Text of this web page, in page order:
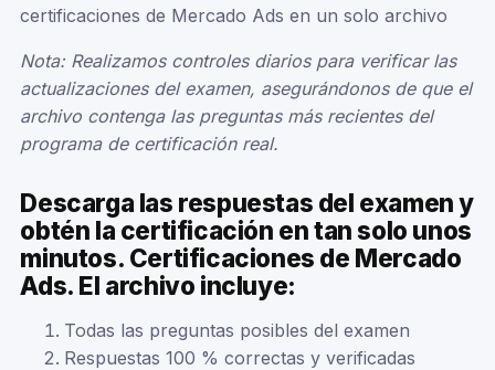
certificaciones de Mercado Ads en un solo archivo
Nota: Realizamos controles diarios para verificar las
actualizaciones del examen, asegurándonos de que el
archivo contenga las preguntas más recientes del
programa de certificación real.
Descarga las respuestas del examen y
obtén la certificación en tan solo unos
minutos. Certificaciones de Mercado
Ads. El archivo incluye:
Todas las preguntas posibles del examen
Respuestas 100 % correctas y verificadas